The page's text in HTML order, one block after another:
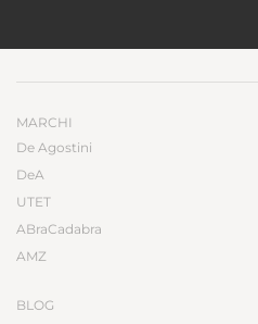
MARCHI
De Agostini
DeA
UTET
ABraCadabra
AMZ
BLOG